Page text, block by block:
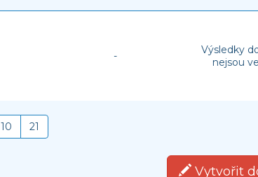
-
Výsledky
nejsou
10 21
Vytvořit